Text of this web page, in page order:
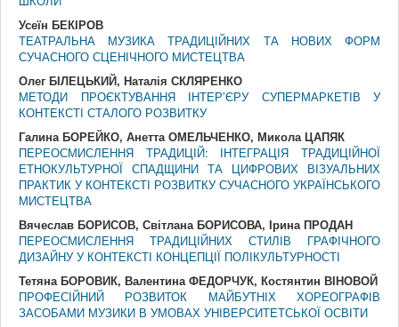
Усеїн БЕКІРОВ
ТЕАТРАЛЬНА МУЗИКА ТРАДИЦІЙНИХ ТА НОВИХ ФОРМ
СУЧАСНОГО СЦЕНІЧНОГО МИСТЕЦТВА
Олег БІЛЕЦЬКИЙ, Наталія СКЛЯРЕНКО
МЕТОДИ ПРОЄКТУВАННЯ ІНТЕР’ЄРУ СУПЕРМАРКЕТІВ У
КОНТЕКСТІ СТАЛОГО РОЗВИТКУ
Галина БОРЕЙКО, Анетта ОМЕЛЬЧЕНКО, Микола ЦАПЯК
ПЕРЕОСМИСЛЕННЯ ТРАДИЦІЙ: ІНТЕГРАЦІЯ ТРАДИЦІЙНОЇ
ЕТНОКУЛЬТУРНОЇ СПАДЩИНИ ТА ЦИФРОВИХ ВІЗУАЛЬНИХ
ПРАКТИК У КОНТЕКСТІ РОЗВИТКУ СУЧАСНОГО УКРАЇНСЬКОГО
МИСТЕЦТВА
Вячеслав БОРИСОВ, Світлана БОРИСОВА, Ірина ПРОДАН
ПЕРЕОСМИСЛЕННЯ ТРАДИЦІЙНИХ СТИЛІВ ГРАФІЧНОГО
ДИЗАЙНУ У КОНТЕКСТІ КОНЦЕПЦІЇ ПОЛІКУЛЬТУРНОСТІ
Тетяна БОРОВИК, Валентина ФЕДОРЧУК, Костянтин ВІНОВОЙ
ПРОФЕСІЙНИЙ РОЗВИТОК МАЙБУТНІХ ХОРЕОГРАФІВ
ЗАСОБАМИ МУЗИКИ В УМОВАХ УНІВЕРСИТЕТСЬКОЇ ОСВІТИ